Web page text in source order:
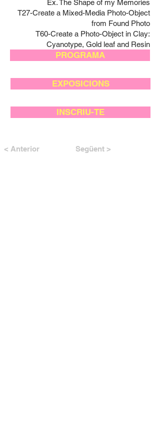
Ex. The Shape of my Memories
T27-Create a Mixed-Media Photo-Object
from Found Photo
T60-Create a Photo-Object in Clay:
Cyanotype, Gold leaf and Resin
PROGRAMA
EXPOSICIONS
INSCRIU-TE
< Anterior Següent >